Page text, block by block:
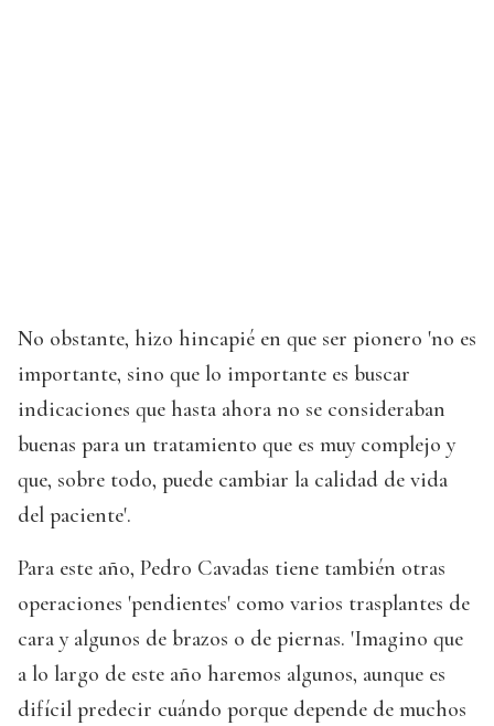
No obstante, hizo hincapié en que ser pionero 'no es
importante, sino que lo importante es buscar
indicaciones que hasta ahora no se consideraban
buenas para un tratamiento que es muy complejo y
que, sobre todo, puede cambiar la calidad de vida
del paciente'.
Para este año, Pedro Cavadas tiene también otras
operaciones 'pendientes' como varios trasplantes de
cara y algunos de brazos o de piernas. 'Imagino que
a lo largo de este año haremos algunos, aunque es
difícil predecir cuándo porque depende de muchos